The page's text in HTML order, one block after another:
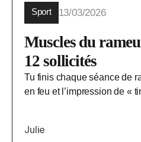
Sport 13/03/2026
Muscles du
12 sollicités
Tu finis chaque séance de
en feu et l’impression de «
Julie